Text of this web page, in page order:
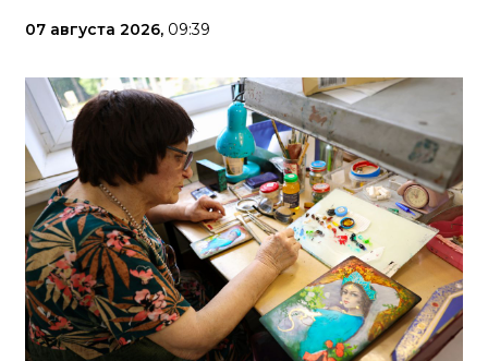
07 августа 2026, 09:39